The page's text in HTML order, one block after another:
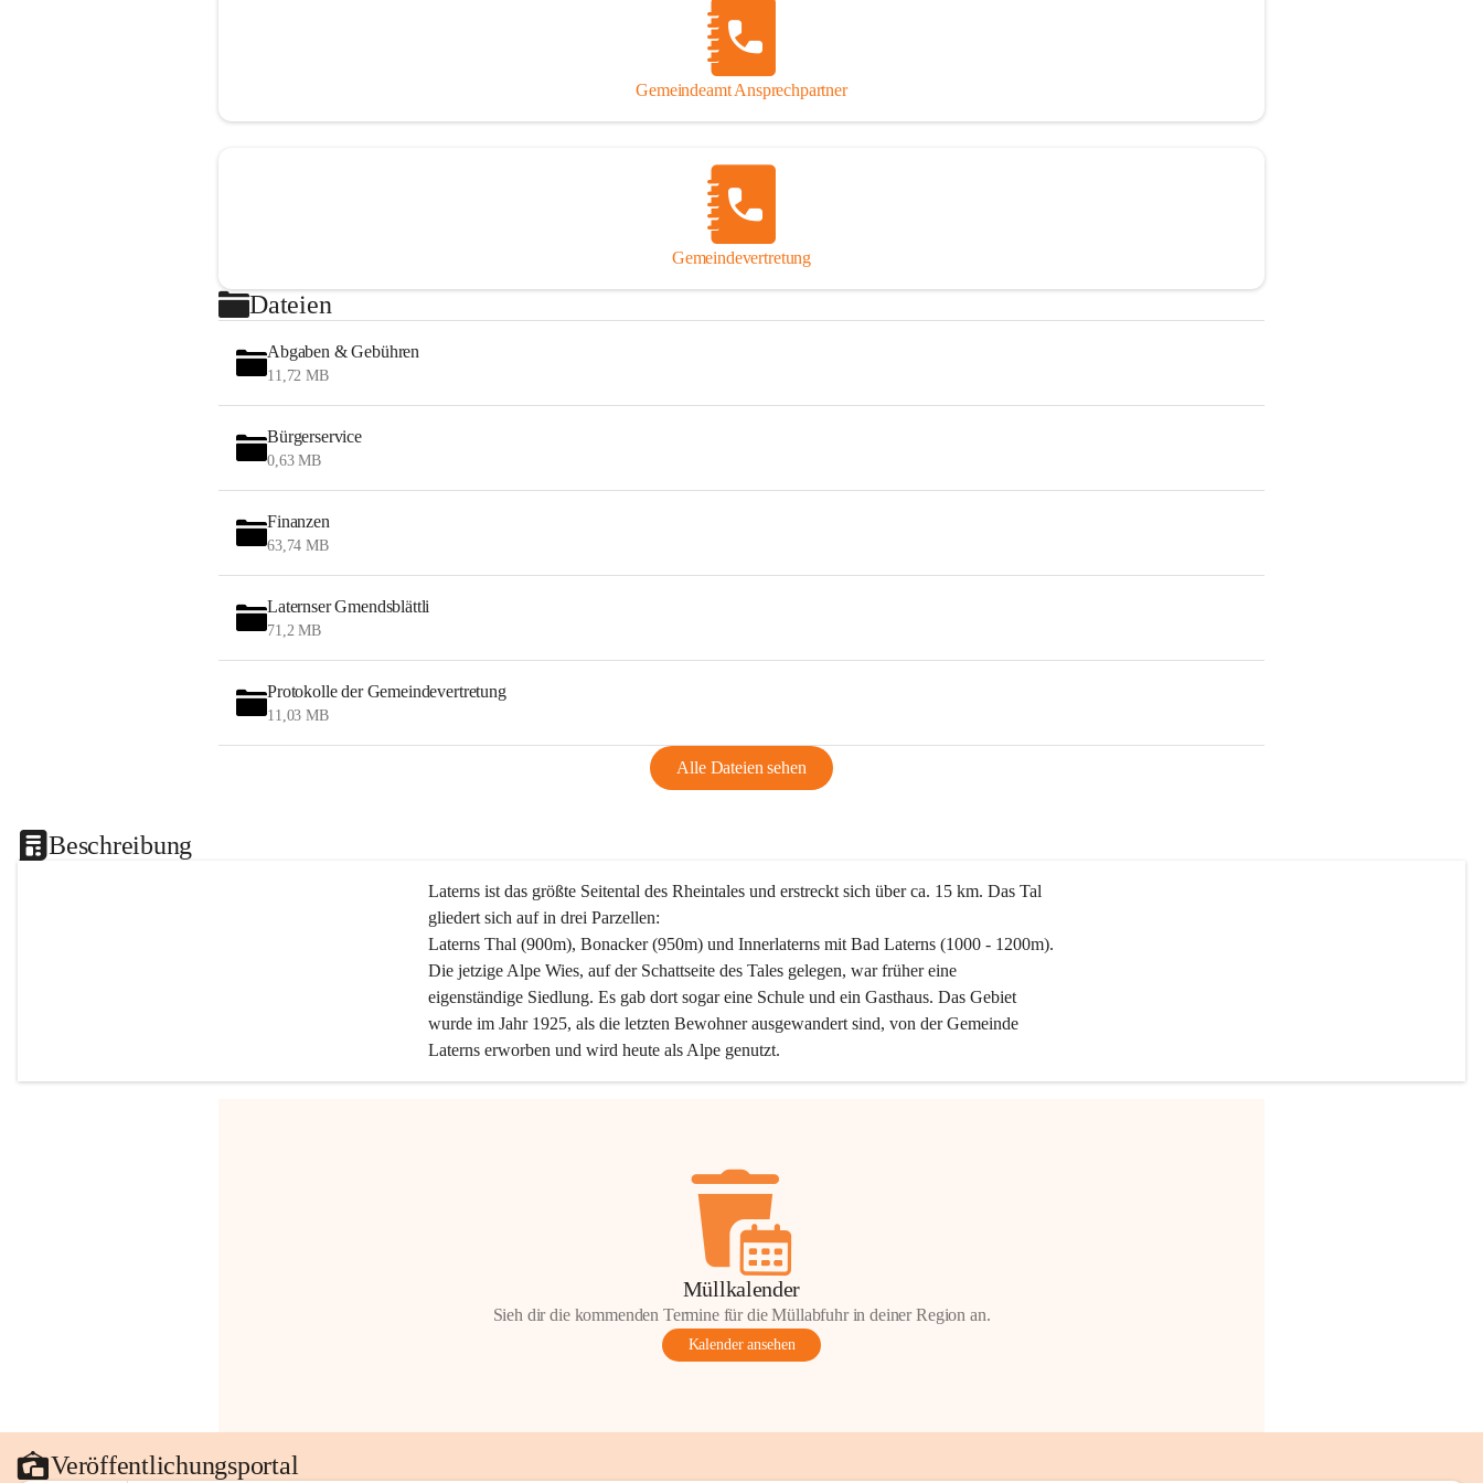
Gemeindeamt Ansprechpartner
Gemeindevertretung
Dateien
Abgaben & Gebühren
11,72 MB
Bürgerservice
0,63 MB
Finanzen
63,74 MB
Laternser Gmendsblättli
71,2 MB
Protokolle der Gemeindevertretung
11,03 MB
Alle Dateien sehen
Beschreibung
Laterns ist das größte Seitental des Rheintales und erstreckt sich über ca. 15 km. Das Tal
gliedert sich auf in drei Parzellen:
Laterns Thal (900m), Bonacker (950m) und Innerlaterns mit Bad Laterns (1000 - 1200m).
Die jetzige Alpe Wies, auf der Schattseite des Tales gelegen, war früher eine
eigenständige Siedlung. Es gab dort sogar eine Schule und ein Gasthaus. Das Gebiet
wurde im Jahr 1925, als die letzten Bewohner ausgewandert sind, von der Gemeinde
Laterns erworben und wird heute als Alpe genutzt.
Müllkalender
Sieh dir die kommenden Termine für die Müllabfuhr in deiner Region an.
Kalender ansehen
Veröffentlichungsportal